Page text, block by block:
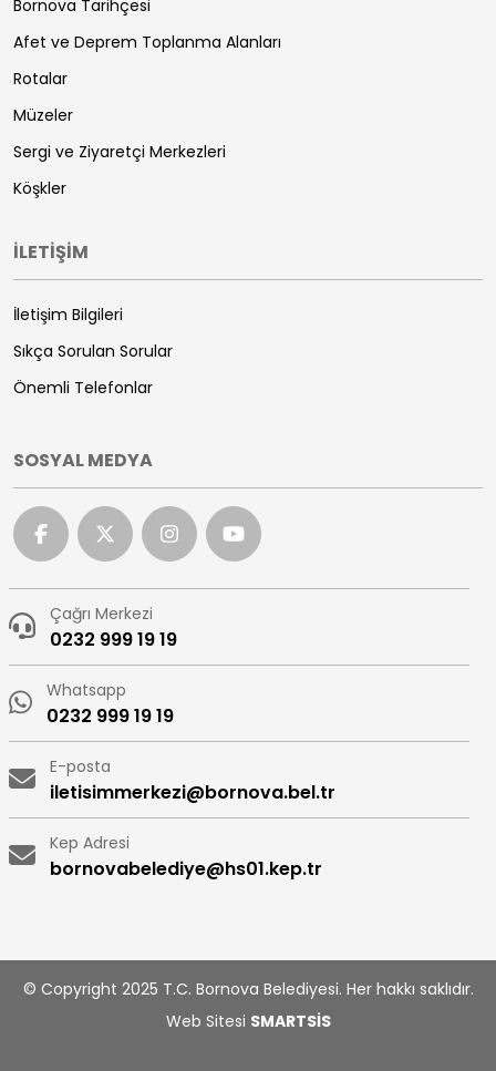
Bornova Tarihçesi
Afet ve Deprem Toplanma Alanları
Rotalar
Müzeler
Sergi ve Ziyaretçi Merkezleri
Köşkler
İLETİŞİM
İletişim Bilgileri
Sıkça Sorulan Sorular
Önemli Telefonlar
SOSYAL MEDYA
Çağrı Merkezi
0232 999 19 19
Whatsapp
0232 999 19 19
E-posta
iletisimmerkezi@bornova.bel.tr
Kep Adresi
bornovabelediye@hs01.kep.tr
© Copyright 2025 T.C. Bornova Belediyesi. Her hakkı saklıdır.
Web Sitesi SMARTSİS